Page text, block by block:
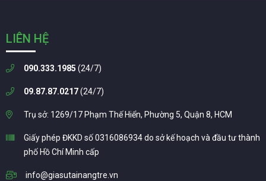
LIÊN HỆ
090.333.1985 (24/7)
09.87.87.0217(24/7)
Trụ sở: 1269/17 Phạm Thế Hiển, Phường 5, Quận 8, HCM
Giấy phép ĐKKD số 0316086934 do sở kế hoạch và đầu tư thành
phố Hồ Chí Minh cấp
info@giasutainangtre.vn